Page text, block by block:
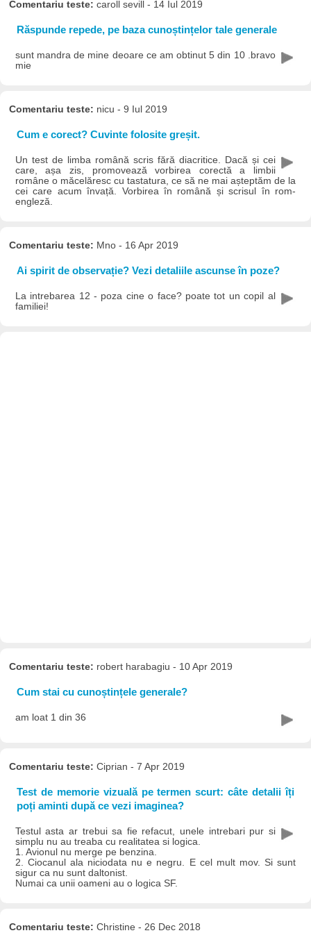
Comentariu teste: caroll sevill - 14 Iul 2019
Răspunde repede, pe baza cunoștințelor tale generale
sunt mandra de mine deoare ce am obtinut 5 din 10 .bravo
mie
Comentariu teste: nicu - 9 Iul 2019
Cum e corect? Cuvinte folosite greșit.
Un test de limba română scris fără diacritice. Dacă și cei
care, așa zis, promovează vorbirea corectă a limbii
române o măcelăresc cu tastatura, ce să ne mai așteptăm de la
cei care acum învață. Vorbirea în română și scrisul în rom-
engleză.
Comentariu teste: Mno - 16 Apr 2019
Ai spirit de observație? Vezi detaliile ascunse în poze?
La intrebarea 12 - poza cine o face? poate tot un copil al
familiei!
Comentariu teste: robert harabagiu - 10 Apr 2019
Cum stai cu cunoștințele generale?
am loat 1 din 36
Comentariu teste: Ciprian - 7 Apr 2019
Test de memorie vizuală pe termen scurt: câte detalii îți
poți aminti după ce vezi imaginea?
Testul asta ar trebui sa fie refacut, unele intrebari pur si
simplu nu au treaba cu realitatea si logica.
1. Avionul nu merge pe benzina.
2. Ciocanul ala niciodata nu e negru. E cel mult mov. Si sunt
sigur ca nu sunt daltonist.
Numai ca unii oameni au o logica SF.
Comentariu teste: Christine - 26 Dec 2018